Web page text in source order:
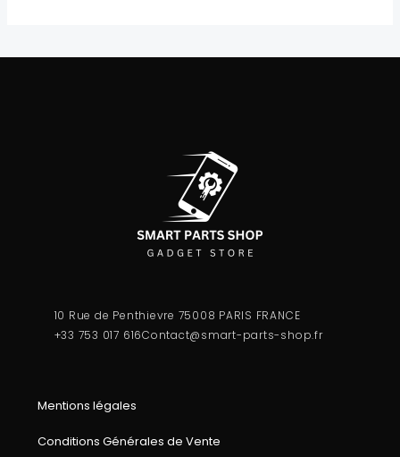
10 Rue de Penthievre 75008 PARIS FRANCE
+33 753 017 616Contact@smart-parts-shop.fr
Mentions légales
Conditions Générales de Vente